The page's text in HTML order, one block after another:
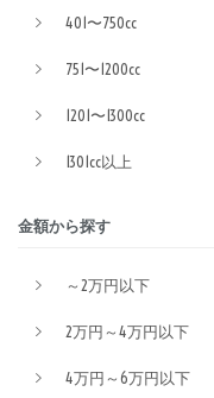
401〜750cc
751〜1200cc
1201〜1300cc
1301cc以上
金額から探す
～2万円以下
2万円～4万円以下
4万円～6万円以下